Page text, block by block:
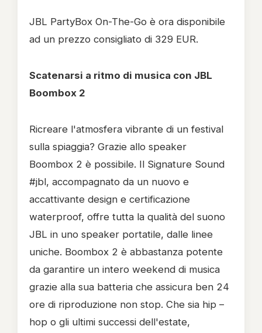
JBL PartyBox On-The-Go è ora disponibile
ad un prezzo consigliato di 329 EUR.
Scatenarsi a ritmo di musica con JBL
Boombox 2
Ricreare l'atmosfera vibrante di un festival
sulla spiaggia? Grazie allo speaker
Boombox 2 è possibile. Il Signature Sound
#jbl, accompagnato da un nuovo e
accattivante design e certificazione
waterproof, offre tutta la qualità del suono
JBL in uno speaker portatile, dalle linee
uniche. Boombox 2 è abbastanza potente
da garantire un intero weekend di musica
grazie alla sua batteria che assicura ben 24
ore di riproduzione non stop. Che sia hip –
hop o gli ultimi successi dell'estate,